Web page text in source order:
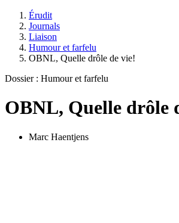
Érudit
Journals
Liaison
Humour et farfelu
OBNL, Quelle drôle de vie!
Dossier : Humour et farfelu
OBNL, Quelle drôle
Marc Haentjens